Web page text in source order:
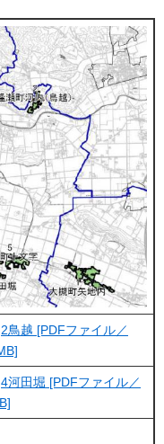
2鳥越 [PDFファイル／
4河田堀 [PDFファイル／